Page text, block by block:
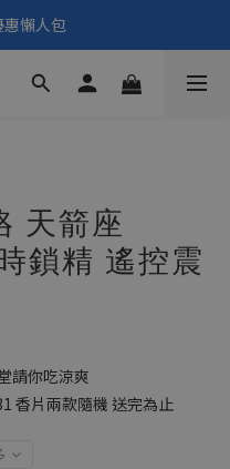
展！🙌點我看活動內容🙌
懶人包
折扣🧧
天箭座
鎖精 遙控震
請你吃涼爽
香片兩款隨機 送完為止